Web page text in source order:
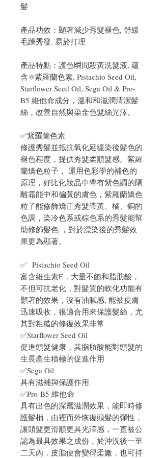
髮
產品功效：顯著減少秀髮褪色, 舒緩
毛躁秀發, 易於打理
產品特點：護色𣊬間殺黃洗髮液, 蘊
含⚛️紫羅蘭色素, Pistachio Seed Oil,
Starflower Seed Oil, Sega Oil & Pro-
B5 維他命成分，溫和和滋潤清潔髮
絲，改善自然與染金色髮絲光澤。
✅紫羅蘭色素
修護秀髮並抵抗氧化延緩染後髮色的
褪色程度，提供秀髮柔順髮感。紫羅
蘭矯色粒子， 運用色彩學的補色的
原理，好比化妝品中帶有紫色調的隔
離霜能中和偏黃的膚色，紫羅蘭矯色
粒子能修飾矯正秀髮帶黃、橘、銅的
色調，染冷色系或棕色系的秀髮能幫
助修飾髮色 ，對於漂染後的秀髮效
果更為顯著。
✅ Pistachio Seed Oil
富含維生素E，大量不飽和脂肪酸，
不但可抗老化，對髮質的軟化功能有
顥著的效果，沒有油膩感, 能被皮膚
迅速吸收，很適合用來保護髮絲，尤
其對粗糙的修復效果非常
✅Starflower Seed Oil
促進頭髮健康，其脂肪酸能對頭髮的
生長產生積極的促進作用
✅Sega Oil
具有滋補與保護作用
✅Pro-B5 維他命
具有出色的深層滋潤效果，能即時修
護髮梢，由裡而外恢復頭髮的彈性，
讓頭髮更滑順更具光澤感，一直被公
認為最具效果之成份，於沖洗後一至
二天內，皮脂便會變得柔嫩，也可持